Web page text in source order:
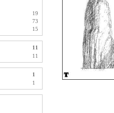
19
73
15
11
11
1
1